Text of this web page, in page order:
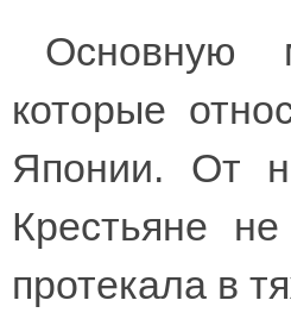
Основную
которые
Японии. От
Крестьяне
протекала в